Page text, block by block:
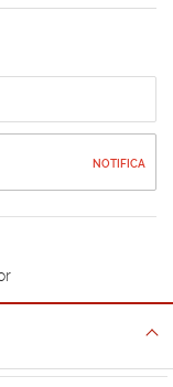
NOTIFICA